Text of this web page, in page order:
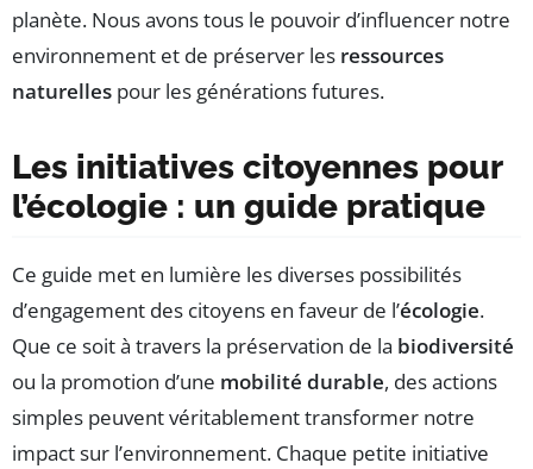
planète. Nous avons tous le pouvoir d’influencer notre
environnement et de préserver les ressources
naturelles pour les générations futures.
Les initiatives citoyennes pour
l’écologie : un guide pratique
Ce guide met en lumière les diverses possibilités
d’engagement des citoyens en faveur de l’écologie.
Que ce soit à travers la préservation de la biodiversité
ou la promotion d’une mobilité durable, des actions
simples peuvent véritablement transformer notre
impact sur l’environnement. Chaque petite initiative